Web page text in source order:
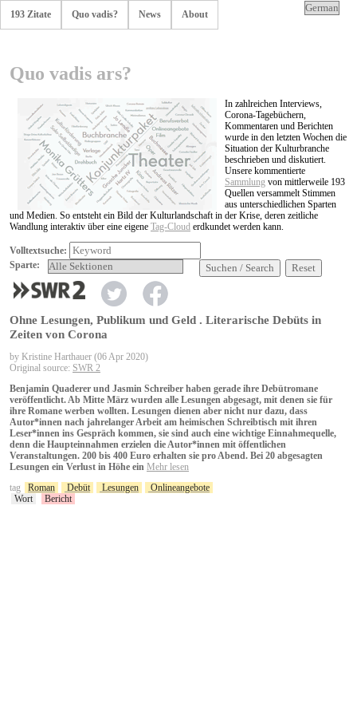
193 Zitate Quo vadis? News About
Quo vadis ars?
In zahlreichen Interviews,
Corona-Tagebüchern,
Kommentaren und Berichten
wurde in den letzten Wochen die
Situation der Kulturbranche
beschrieben und diskutiert.
Unsere kommentierte
Sammlung von mittlerweile 193
Quellen versammelt Stimmen
aus unterschiedlichen Sparten
und Medien. So entsteht ein Bild der Kulturlandschaft in der Krise, deren zeitliche
Wandlung interaktiv über eine eigene Tag-Cloud erdkundet werden kann.
Volltextsuche:
Sparte:
Suchen / Search Reset
Ohne Lesungen, Publikum und Geld . Literarische Debüts in
Zeiten von Corona
by Kristine Harthauer (06 Apr 2020)
Original source: SWR 2
Benjamin Quaderer und Jasmin Schreiber haben gerade ihre Debütromane
veröffentlicht. Ab Mitte März wurden alle Lesungen abgesagt, mit denen sie für
ihre Romane werben wollten. Lesungen dienen aber nicht nur dazu, dass
Autor*innen nach jahrelanger Arbeit am heimischen Schreibtisch mit ihren
Leser*innen ins Gespräch kommen, sie sind auch eine wichtige Einnahmequelle,
denn die Haupteinnahmen erzielen die Autor*innen mit öffentlichen
Veranstaltungen. 200 bis 400 Euro erhalten sie pro Abend. Bei 20 abgesagten
Lesungen ein Verlust in Höhe ein Mehr lesen
tag
Roman Debüt Lesungen
Onlineangebote
Wort
Bericht